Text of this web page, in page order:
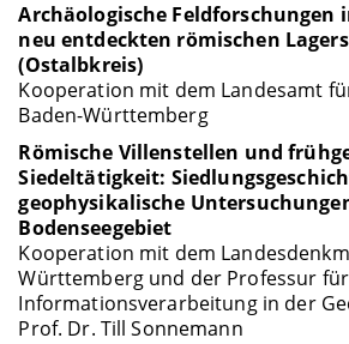
Archäologische Feldforschungen
neu entdeckten römischen
(Ostalbkreis)
Kooperation mit dem Landesamt
Baden-Württemberg
Römische Villenstellen und
Siedeltätigkeit:
geophysikalische
Bodenseegebiet
Kooperation mit dem
Württemberg und der Professur für
Informationsverarbeitung in der
Prof. Dr. Till Sonnemann